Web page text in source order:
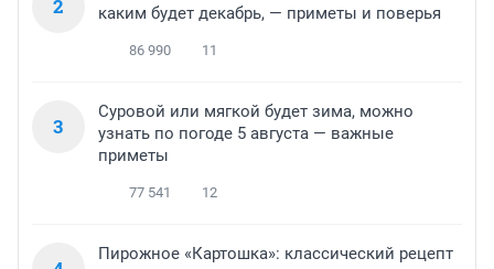
2
каким будет декабрь, — приметы и поверья
86 990 11
3
Суровой или мягкой будет зима, можно
узнать по погоде 5 августа — важные
приметы
77 541 12
Пирожное «Картошка»: классический рецепт